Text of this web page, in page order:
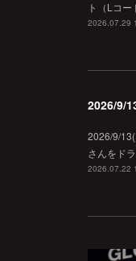
ト（Lコ
2026.07.29
2026/9/
2026/9/
さんをド
2026.07.22